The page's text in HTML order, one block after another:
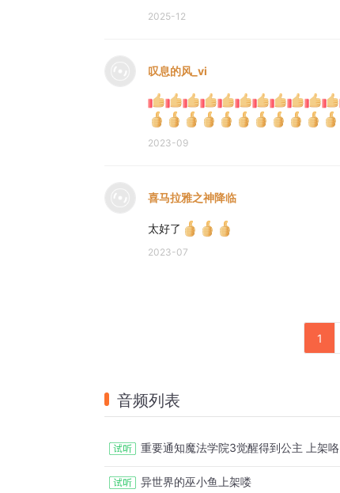
2025-12
叹息的风_vi
2023-09
喜马拉雅之神降临
太好了
2023-07
1
音频列表
重要通知魔法学院3觉醒得到公主 上架咯
异世界的巫小鱼上架喽